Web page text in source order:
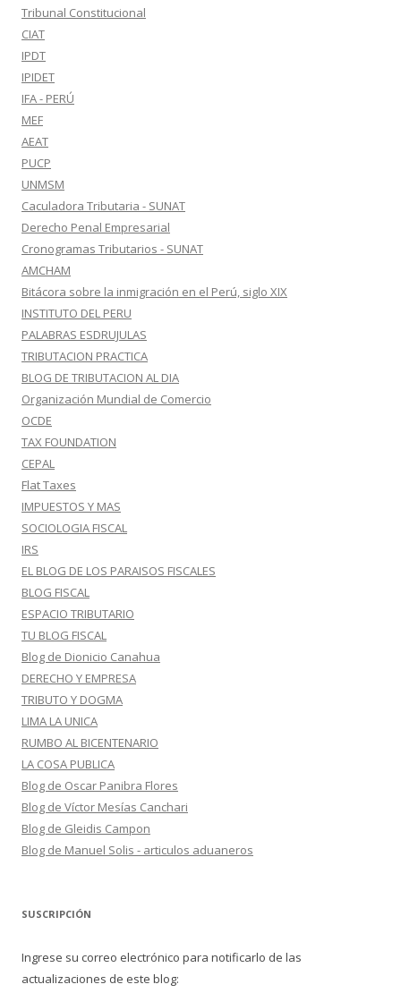
Tribunal Constitucional
CIAT
IPDT
IPIDET
IFA - PERÚ
MEF
AEAT
PUCP
UNMSM
Caculadora Tributaria - SUNAT
Derecho Penal Empresarial
Cronogramas Tributarios - SUNAT
AMCHAM
Bitácora sobre la inmigración en el Perú, siglo XIX
INSTITUTO DEL PERU
PALABRAS ESDRUJULAS
TRIBUTACION PRACTICA
BLOG DE TRIBUTACION AL DIA
Organización Mundial de Comercio
OCDE
TAX FOUNDATION
CEPAL
Flat Taxes
IMPUESTOS Y MAS
SOCIOLOGIA FISCAL
IRS
EL BLOG DE LOS PARAISOS FISCALES
BLOG FISCAL
ESPACIO TRIBUTARIO
TU BLOG FISCAL
Blog de Dionicio Canahua
DERECHO Y EMPRESA
TRIBUTO Y DOGMA
LIMA LA UNICA
RUMBO AL BICENTENARIO
LA COSA PUBLICA
Blog de Oscar Panibra Flores
Blog de Víctor Mesías Canchari
Blog de Gleidis Campon
Blog de Manuel Solis - articulos aduaneros
SUSCRIPCIÓN
Ingrese su correo electrónico para notificarlo de las
actualizaciones de este blog: